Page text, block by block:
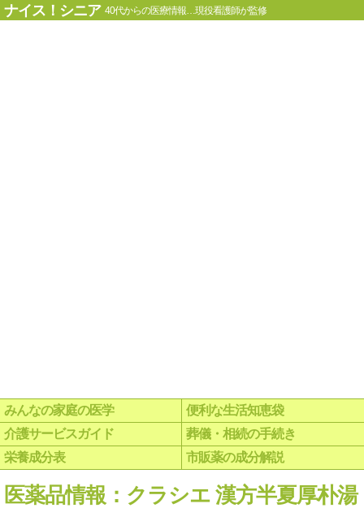
ナイス！シニア 40代からの医療情報…現役看護師が監修
みんなの家庭の医学
便利な生活知恵袋
介護サービスガイド
葬儀・相続の手続き
栄養成分表
市販薬の成分解説
医薬品情報：クラシエ 漢方半夏厚朴湯